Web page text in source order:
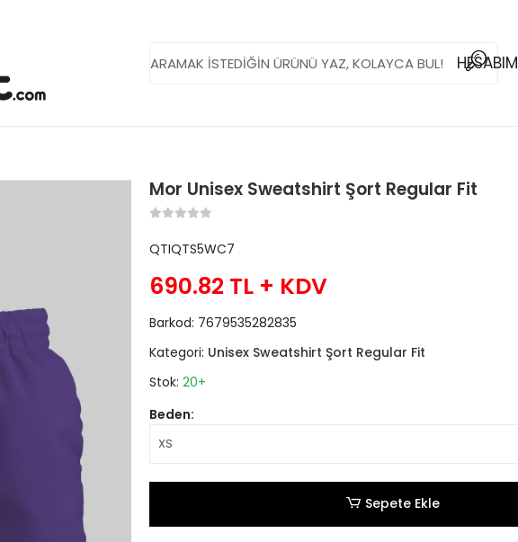
HESABIM
Mor Unisex Sweatshirt Şort Regular Fit
QTIQTS5WC7
690.82 TL + KDV
Barkod: 7679535282835
Kategori: Unisex Sweatshirt Şort Regular Fit
Stok: 20+
Beden:
Sepete Ekle